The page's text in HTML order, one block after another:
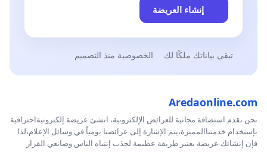
إنشاء العريضة
تبقى بياناتك ملكًا لك الخصوصية منذ التصميم
Aredaonline.com
نحن نقدم استضافة مجانية للعرائض الإلكترونية، انشئ عريضة إلكترونيةاحترافية
بإستخدام خدمتناالمميزة،يتم الإشارة إلى عرائضنا يومياً في وسائل الإعلام،لذا
فإن إنشائك عريضة يعتبر طريقة عظيمة لجذب إنتباه الناس وصانعي القرار